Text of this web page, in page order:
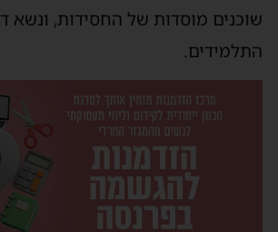
שוכנים מוסדות של החסידות, ונשא
התלמידים.